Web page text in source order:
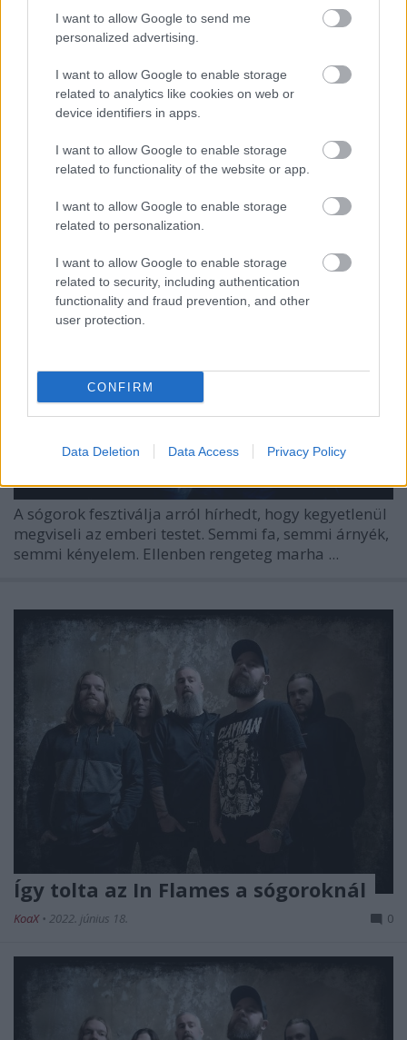
I want to allow Google to send me
personalized advertising.
I want to allow Google to enable storage
related to analytics like cookies on web or
device identifiers in apps.
I want to allow Google to enable storage
related to functionality of the website or app.
I want to allow Google to enable storage
related to personalization.
I want to allow Google to enable storage
related to security, including authentication
functionality and fraud prevention, and other
user protection.
CONFIRM
Data Deletion Data Access Privacy Policy
Itt vannak a 2023-as NovaRock első
fellépői
A sógorok fesztiválja arról hírhedt, hogy kegyetlenül
megviseli az emberi testet. Semmi fa, semmi árnyék,
semmi kényelem. Ellenben rengeteg marha ...
Így tolta az In Flames a sógoroknál
KoaX • 2022. június 18. 0